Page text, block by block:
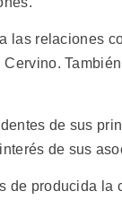
las relaciones
de sus
de sus
de producida la